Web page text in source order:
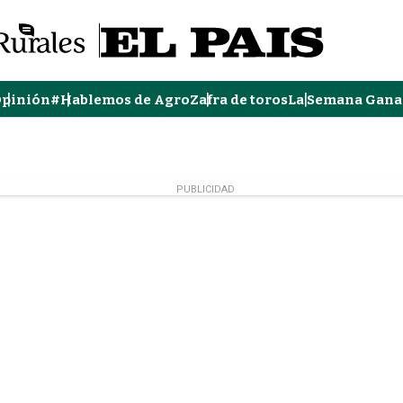
#Hablemos de AgroZafra de torosLa Semana
PUBLICIDAD